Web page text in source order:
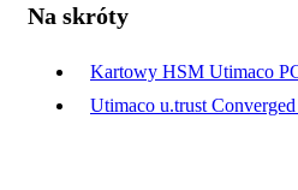
Na skróty
Kartowy HSM Utimaco
Utimaco u.trust